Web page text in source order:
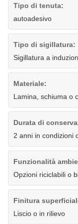
Tipo di tenuta:
autoadesivo
Tipo di sigillatura:
Sigillatura a
Materiale:
Lamina, schiuma o
Durata di
2 anni in condizioni
Funzionalità
Opzioni riciclabili o
Finitura
Liscio o in rilievo